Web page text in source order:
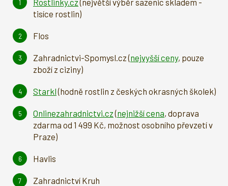
Rostlinky.cz(největší výběr sazenic skladem -
tisíce rostlin)
Flos
Zahradnictvi-Spomysl.cz (nejvyšší ceny, pouze
zboží z ciziny)
Starkl(hodně rostlin z českých okrasných školek)
Onlinezahradnictvi.cz(nejnižší cena, doprava
zdarma od 1 499 Kč, možnost osobního převzetí v
Praze)
Havlis
Zahradnictví Kruh